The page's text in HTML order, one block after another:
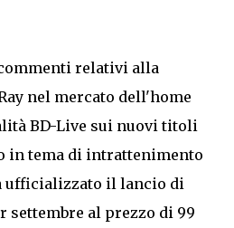
relativi alla
nel mercato dell'home
BD-Live sui nuovi titoli
in tema di intrattenimento
ufficializzato il lancio di
settembre al prezzo di 99